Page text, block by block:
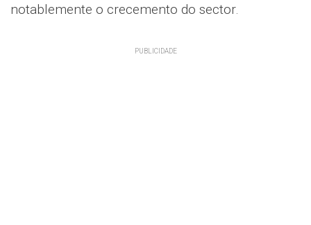
notablemente o crecemento do sector.